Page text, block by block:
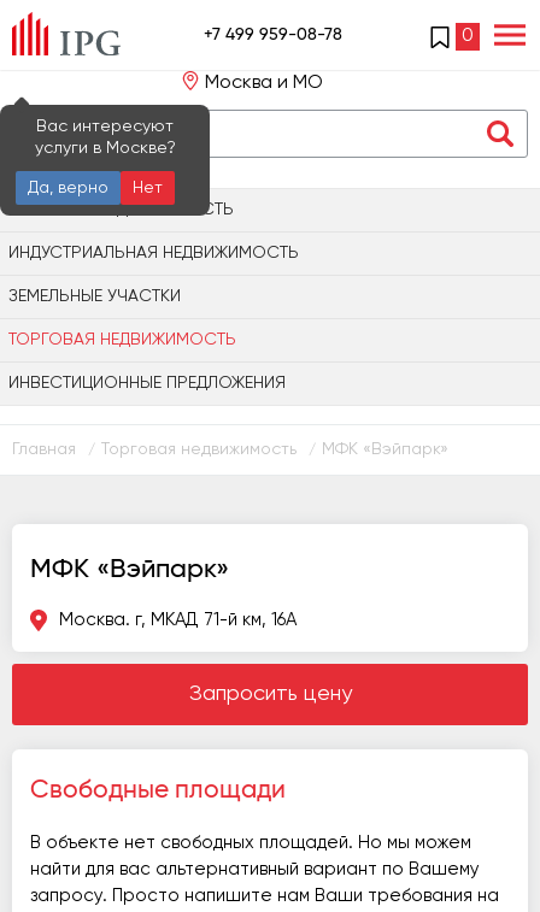
+7 499 959-08-78 0
Москва и МО
Вас интересуют
услуги в Москве?
Да, верно
Нет
ОФИСНАЯ НЕДВИЖИМОСТЬ
ИНДУСТРИАЛЬНАЯ НЕДВИЖИМОСТЬ
ЗЕМЕЛЬНЫЕ УЧАСТКИ
ТОРГОВАЯ НЕДВИЖИМОСТЬ
ИНВЕСТИЦИОННЫЕ ПРЕДЛОЖЕНИЯ
Главная / Торговая недвижимость / МФК «Вэйпарк»
МФК «Вэйпарк»
Москва. г, МКАД 71-й км, 16А
Запросить цену
Свободные площади
В объекте нет свободных площадей. Но мы можем
найти для вас альтернативный вариант по Вашему
запросу. Просто напишите нам Ваши требования на